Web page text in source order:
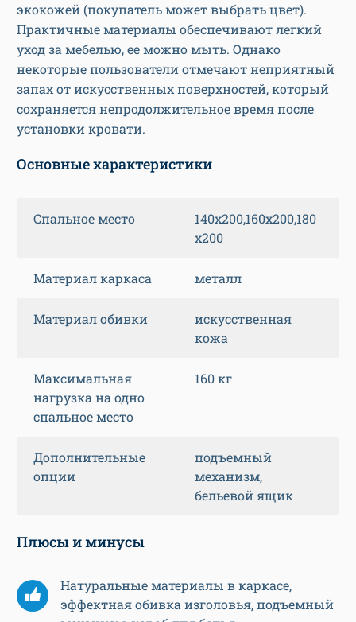
экокожей (покупатель может выбрать цвет).
Практичные материалы обеспечивают легкий
уход за мебелью, ее можно мыть. Однако
некоторые пользователи отмечают неприятный
запах от искусственных поверхностей, который
сохраняется непродолжительное время после
установки кровати.
Основные характеристики
Спальное место
140х200,160х200,180
х200
Материал каркаса металл
Материал обивки
искусственная
кожа
Максимальная
нагрузка на одно
спальное место
160 кг
Дополнительные
опции
подъемный
механизм,
бельевой ящик
Плюсы и минусы
Натуральные материалы в каркасе,
эффектная обивка изголовья, подъемный